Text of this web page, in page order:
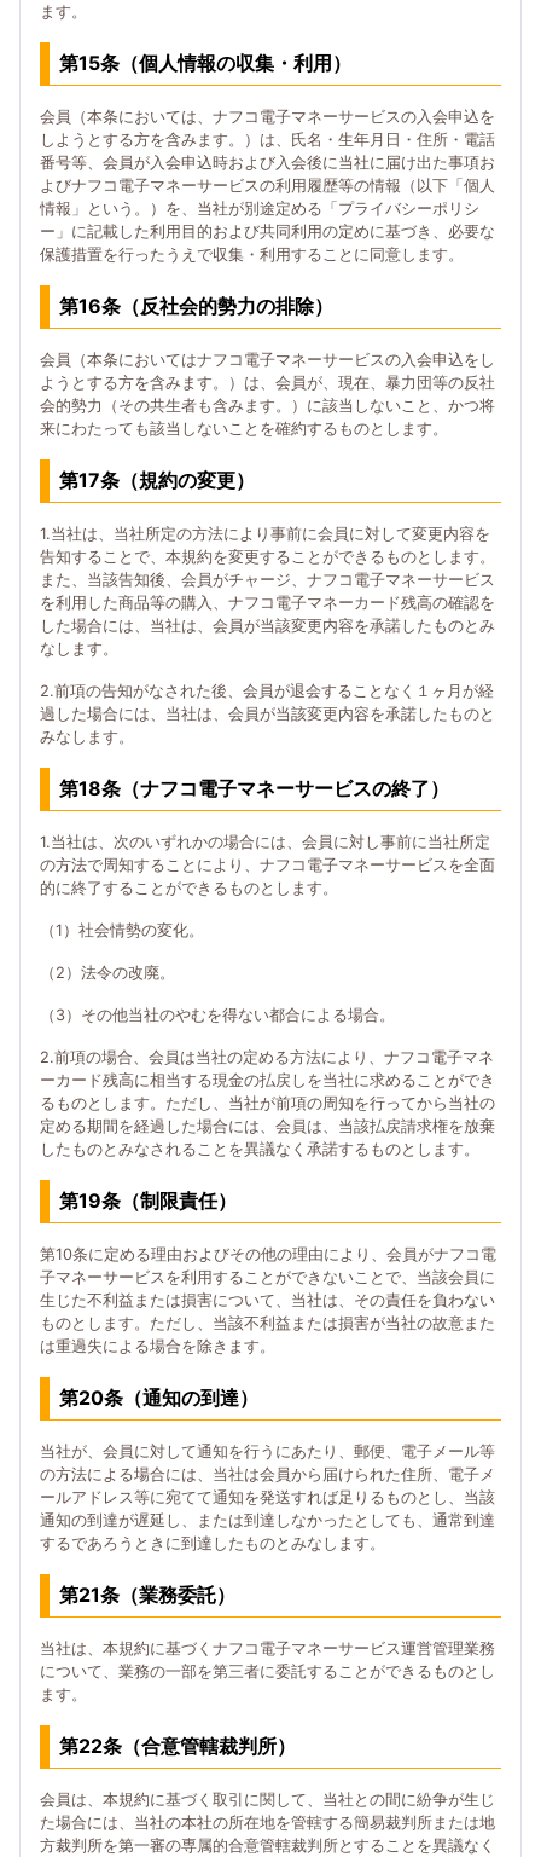
ます。
第15条（個人情報の収集・利用）
会員（本条においては、ナフコ電子マネーサービスの入会申込を
しようとする方を含みます。）は、氏名・生年月日・住所・電話
番号等、会員が入会申込時および入会後に当社に届け出た事項お
よびナフコ電子マネーサービスの利用履歴等の情報（以下「個人
情報」という。）を、当社が別途定める「プライバシーポリシ
ー」に記載した利用目的および共同利用の定めに基づき、必要な
保護措置を行ったうえで収集・利用することに同意します。
第16条（反社会的勢力の排除）
会員（本条においてはナフコ電子マネーサービスの入会申込をし
ようとする方を含みます。）は、会員が、現在、暴力団等の反社
会的勢力（その共生者も含みます。）に該当しないこと、かつ将
来にわたっても該当しないことを確約するものとします。
第17条（規約の変更）
1.当社は、当社所定の方法により事前に会員に対して変更内容を
告知することで、本規約を変更することができるものとします。
また、当該告知後、会員がチャージ、ナフコ電子マネーサービス
を利用した商品等の購入、ナフコ電子マネーカード残高の確認を
した場合には、当社は、会員が当該変更内容を承諾したものとみ
なします。
2.前項の告知がなされた後、会員が退会することなく１ヶ月が経
過した場合には、当社は、会員が当該変更内容を承諾したものと
みなします。
第18条（ナフコ電子マネーサービスの終了）
1.当社は、次のいずれかの場合には、会員に対し事前に当社所定
の方法で周知することにより、ナフコ電子マネーサービスを全面
的に終了することができるものとします。
（1）社会情勢の変化。
（2）法令の改廃。
（3）その他当社のやむを得ない都合による場合。
2.前項の場合、会員は当社の定める方法により、ナフコ電子マネ
ーカード残高に相当する現金の払戻しを当社に求めることができ
るものとします。ただし、当社が前項の周知を行ってから当社の
定める期間を経過した場合には、会員は、当該払戻請求権を放棄
したものとみなされることを異議なく承諾するものとします。
第19条（制限責任）
第10条に定める理由およびその他の理由により、会員がナフコ電
子マネーサービスを利用することができないことで、当該会員に
生じた不利益または損害について、当社は、その責任を負わない
ものとします。ただし、当該不利益または損害が当社の故意また
は重過失による場合を除きます。
第20条（通知の到達）
当社が、会員に対して通知を行うにあたり、郵便、電子メール等
の方法による場合には、当社は会員から届けられた住所、電子メ
ールアドレス等に宛てて通知を発送すれば足りるものとし、当該
通知の到達が遅延し、または到達しなかったとしても、通常到達
するであろうときに到達したものとみなします。
第21条（業務委託）
当社は、本規約に基づくナフコ電子マネーサービス運営管理業務
について、業務の一部を第三者に委託することができるものとし
ます。
第22条（合意管轄裁判所）
会員は、本規約に基づく取引に関して、当社との間に紛争が生じ
た場合には、当社の本社の所在地を管轄する簡易裁判所または地
方裁判所を第一審の専属的合意管轄裁判所とすることを異議なく